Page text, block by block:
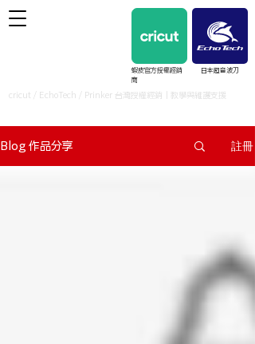
cricut / EchoTech / Prinker 台灣授權經銷｜教學與維護支援
蝦皮官方授權經銷
商
日本超音波刀
Blog 作品分享 註冊